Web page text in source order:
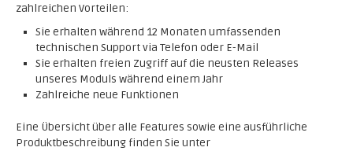
zahlreichen Vorteilen:
Sie erhalten während 12 Monaten umfassenden
technischen Support via Telefon oder E-Mail
Sie erhalten freien Zugriff auf die neusten Releases
unseres Moduls während einem Jahr
Zahlreiche neue Funktionen
Eine Übersicht über alle Features sowie eine ausführliche
Produktbeschreibung finden Sie unter